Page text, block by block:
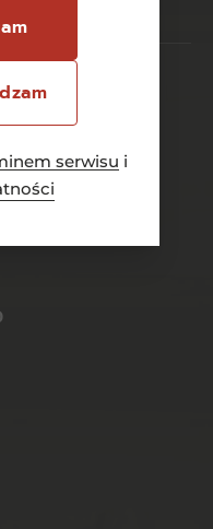
serwisu i